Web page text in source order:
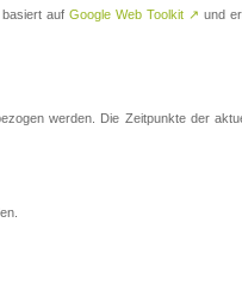
auf Google Web Toolkit ↗ und
werden. Die Zeitpunkte der